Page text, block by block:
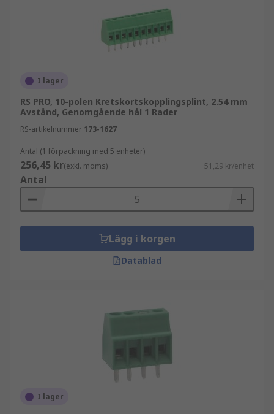
I lager
RS PRO, 10-polen Kretskortskopplingsplint, 2.54 mm
Avstånd, Genomgående hål 1 Rader
RS-artikelnummer 173-1627
Antal (1 förpackning med 5 enheter)
256,45 kr(exkl. moms) 51,29 kr/enhet
Antal
Lägg i korgen
Datablad
I lager